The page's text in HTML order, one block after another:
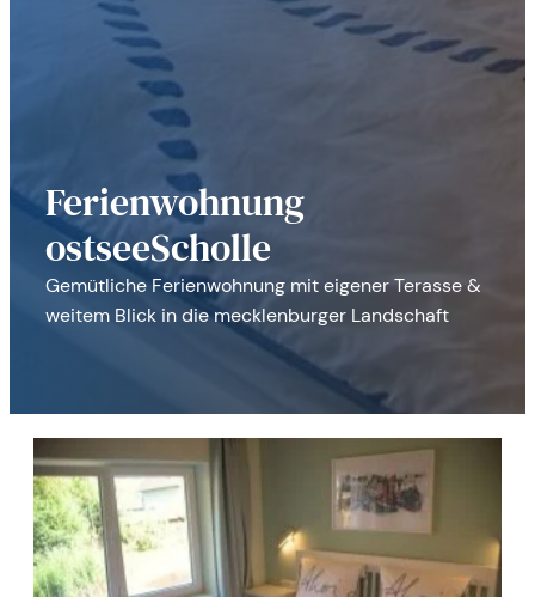
Ferienwohnung
ostseeScholle
Gemütliche Ferienwohnung mit eigener Terasse &
weitem Blick in die mecklenburger Landschaft